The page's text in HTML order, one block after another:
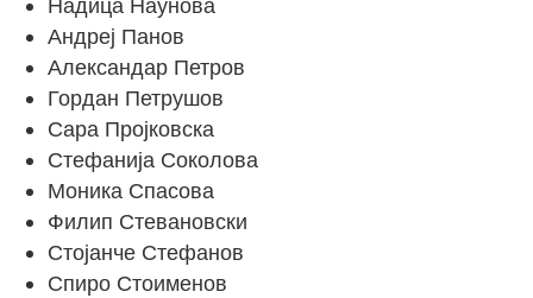
Надица Наунова
Андреј Панов
Александар Петров
Гордан Петрушов
Сара Пројковска
Стефанија Соколова
Моника Спасова
Филип Стевановски
Стојанче Стефанов
Спиро Стоименов